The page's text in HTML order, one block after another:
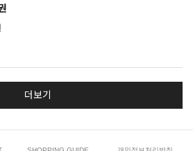
더보기